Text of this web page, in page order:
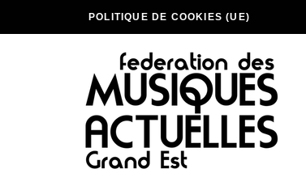
POLITIQUE DE COOKIES (UE)